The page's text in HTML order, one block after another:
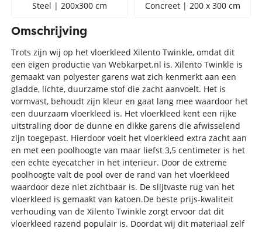
Steel | 200x300 cm Concreet | 200 x 300 cm
Omschrijving
Trots zijn wij op het vloerkleed Xilento Twinkle, omdat dit
een eigen productie van Webkarpet.nl is. Xilento Twinkle is
gemaakt van polyester garens wat zich kenmerkt aan een
gladde, lichte, duurzame stof die zacht aanvoelt. Het is
vormvast, behoudt zijn kleur en gaat lang mee waardoor het
een duurzaam vloerkleed is. Het vloerkleed kent een rijke
uitstraling door de dunne en dikke garens die afwisselend
zijn toegepast. Hierdoor voelt het vloerkleed extra zacht aan
en met een poolhoogte van maar liefst 3,5 centimeter is het
een echte eyecatcher in het interieur. Door de extreme
poolhoogte valt de pool over de rand van het vloerkleed
waardoor deze niet zichtbaar is. De slijtvaste rug van het
vloerkleed is gemaakt van katoen.De beste prijs-kwaliteit
verhouding van de Xilento Twinkle zorgt ervoor dat dit
vloerkleed razend populair is. Doordat wij dit materiaal zelf